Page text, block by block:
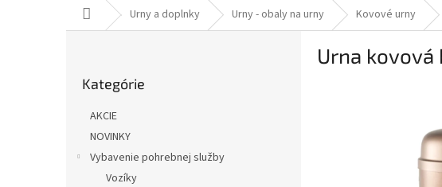
DomovUrny a doplnky Urny - obaly na urny Kovové urny
kategórie
Kategórie
AKCIE
NOVINKY
Vybavenie pohrebnej služby
Vozíky
Urna kovová